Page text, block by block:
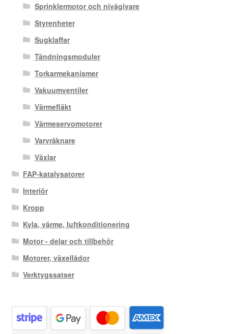
Sprinklermotor och nivågivare
Styrenheter
Sugklaffar
Tändningsmoduler
Torkarmekanismer
Vakuumventiler
Värmefläkt
Värmeservomotorer
Varvräknare
Växlar
FAP-katalysatorer
Interiör
Kropp
Kyla, värme, luftkonditionering
Motor - delar och tillbehör
Motorer, växellådor
Verktygssatser